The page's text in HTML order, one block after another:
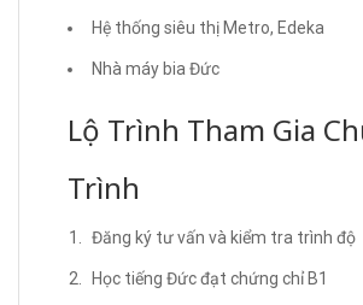
Hệ thống siêu thị Metro, Edeka
Nhà máy bia Đức
Lộ Trình Tham Gia
Trình
Đăng ký tư vấn và kiểm tra trình độ
Học tiếng Đức đạt chứng chỉ B1